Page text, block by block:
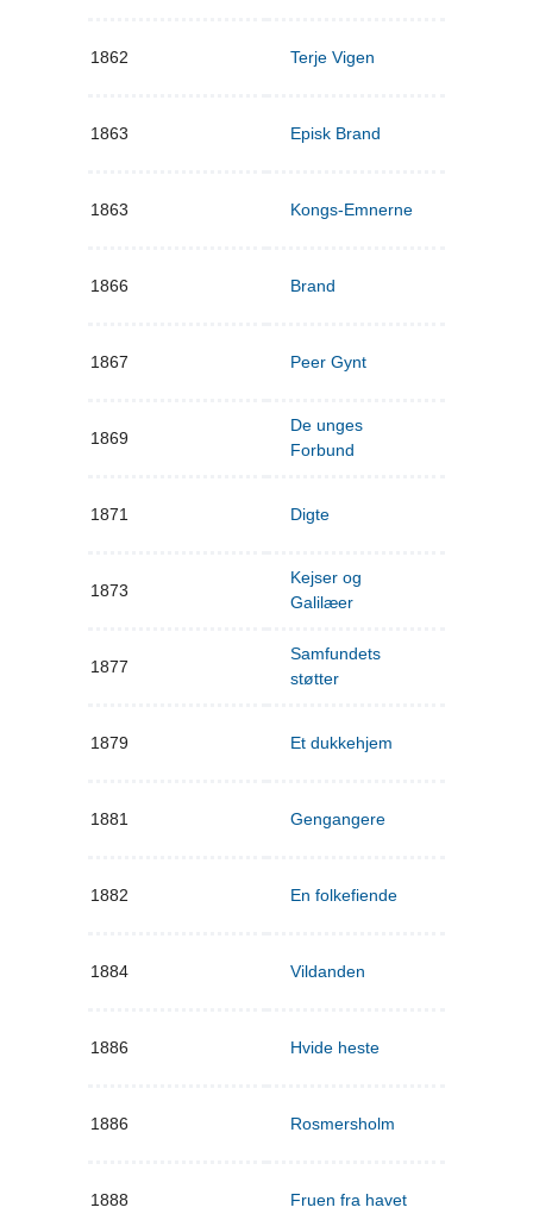
1862 Terje Vigen
1863 Episk Brand
1863 Kongs-Emnerne
1866 Brand
1867 Peer Gynt
1869
De unges
Forbund
1871 Digte
1873
Kejser og
Galilæer
1877
Samfundets
støtter
1879 Et dukkehjem
1881 Gengangere
1882 En folkefiende
1884 Vildanden
1886 Hvide heste
1886 Rosmersholm
1888 Fruen fra havet